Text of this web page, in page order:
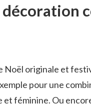
décoration
Noël originale et
pour une
et féminine. Ou